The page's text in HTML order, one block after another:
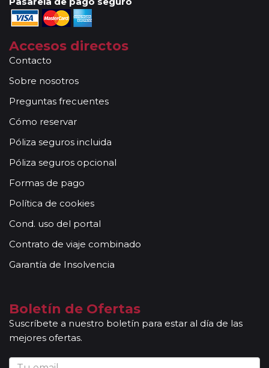
Accesos directos
Contacto
Sobre nosotros
Preguntas frecuentes
Cómo reservar
Póliza seguros incluida
Póliza seguros opcional
Formas de pago
Política de cookies
Cond. uso del portal
Contrato de viaje combinado
Garantía de Insolvencia
Boletín de Ofertas
Suscríbete a nuestro boletín para estar al día de las
mejores ofertas.